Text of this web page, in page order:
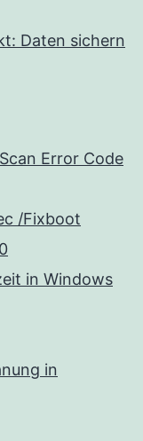
Daten sichern
Error Code
/Fixboot
in Windows
in